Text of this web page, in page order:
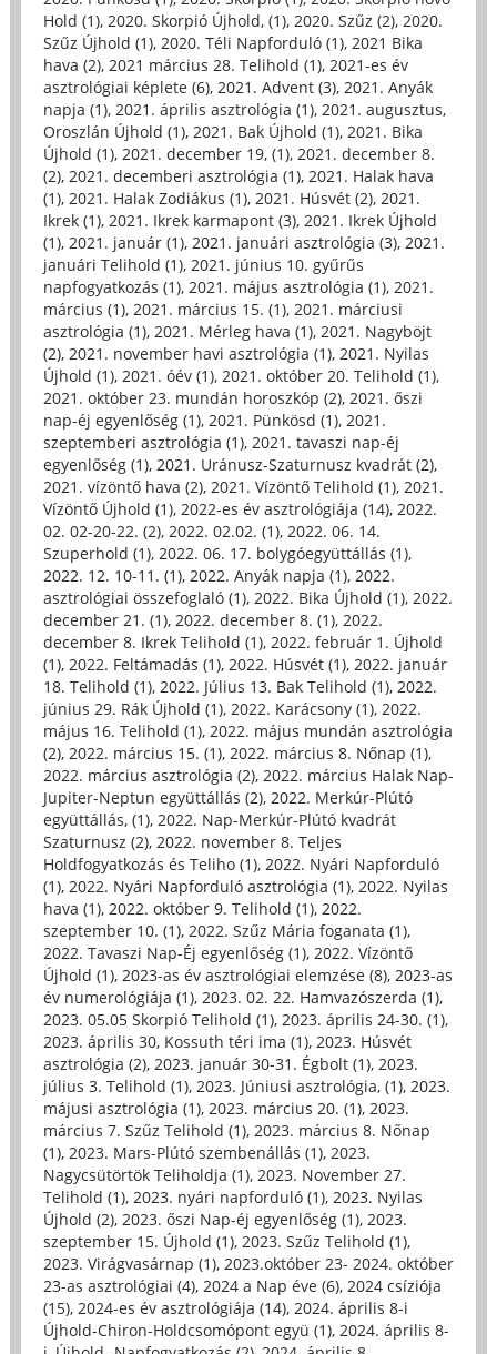
Hold (1), 2020. Skorpió Újhold, (1), 2020. Szűz (2), 2020.
Szűz Újhold (1), 2020. Téli Napforduló (1), 2021 Bika
hava (2), 2021 március 28. Telihold (1), 2021-es év
asztrológiai képlete (6), 2021. Advent (3), 2021. Anyák
napja (1), 2021. április asztrológia (1), 2021. augusztus,
Oroszlán Újhold (1), 2021. Bak Újhold (1), 2021. Bika
Újhold (1), 2021. december 19, (1), 2021. december 8.
(2), 2021. decemberi asztrológia (1), 2021. Halak hava
(1), 2021. Halak Zodiákus (1), 2021. Húsvét (2), 2021.
Ikrek (1), 2021. Ikrek karmapont (3), 2021. Ikrek Újhold
(1), 2021. január (1), 2021. januári asztrológia (3), 2021.
januári Telihold (1), 2021. június 10. gyűrűs
napfogyatkozás (1), 2021. május asztrológia (1), 2021.
március (1), 2021. március 15. (1), 2021. márciusi
asztrológia (1), 2021. Mérleg hava (1), 2021. Nagyböjt
(2), 2021. november havi asztrológia (1), 2021. Nyilas
Újhold (1), 2021. óév (1), 2021. október 20. Telihold (1),
2021. október 23. mundán horoszkóp (2), 2021. őszi
nap-éj egyenlőség (1), 2021. Pünkösd (1), 2021.
szeptemberi asztrológia (1), 2021. tavaszi nap-éj
egyenlőség (1), 2021. Uránusz-Szaturnusz kvadrát (2),
2021. vízöntő hava (2), 2021. Vízöntő Telihold (1), 2021.
Vízöntő Újhold (1), 2022-es év asztrológiája (14), 2022.
02. 02-20-22. (2), 2022. 02.02. (1), 2022. 06. 14.
Szuperhold (1), 2022. 06. 17. bolygóegyüttállás (1),
2022. 12. 10-11. (1), 2022. Anyák napja (1), 2022.
asztrológiai összefoglaló (1), 2022. Bika Újhold (1), 2022.
december 21. (1), 2022. december 8. (1), 2022.
december 8. Ikrek Telihold (1), 2022. február 1. Újhold
(1), 2022. Feltámadás (1), 2022. Húsvét (1), 2022. január
18. Telihold (1), 2022. Július 13. Bak Telihold (1), 2022.
június 29. Rák Újhold (1), 2022. Karácsony (1), 2022.
május 16. Telihold (1), 2022. május mundán asztrológia
(2), 2022. március 15. (1), 2022. március 8. Nőnap (1),
2022. március asztrológia (2), 2022. március Halak Nap-
Jupiter-Neptun együttállás (2), 2022. Merkúr-Plútó
együttállás, (1), 2022. Nap-Merkúr-Plútó kvadrát
Szaturnusz (2), 2022. november 8. Teljes
Holdfogyatkozás és Teliho (1), 2022. Nyári Napforduló
(1), 2022. Nyári Napforduló asztrológia (1), 2022. Nyilas
hava (1), 2022. október 9. Telihold (1), 2022.
szeptember 10. (1), 2022. Szűz Mária foganata (1),
2022. Tavaszi Nap-Éj egyenlőség (1), 2022. Vízöntő
Újhold (1), 2023-as év asztrológiai elemzése (8), 2023-as
év numerológiája (1), 2023. 02. 22. Hamvazószerda (1),
2023. 05.05 Skorpió Telihold (1), 2023. április 24-30. (1),
2023. április 30, Kossuth téri ima (1), 2023. Húsvét
asztrológia (2), 2023. január 30-31. Égbolt (1), 2023.
július 3. Telihold (1), 2023. Júniusi asztrológia, (1), 2023.
májusi asztrológia (1), 2023. március 20. (1), 2023.
március 7. Szűz Telihold (1), 2023. március 8. Nőnap
(1), 2023. Mars-Plútó szembenállás (1), 2023.
Nagycsütörtök Teliholdja (1), 2023. November 27.
Telihold (1), 2023. nyári napforduló (1), 2023. Nyilas
Újhold (2), 2023. őszi Nap-éj egyenlőség (1), 2023.
szeptember 15. Újhold (1), 2023. Szűz Telihold (1),
2023. Virágvasárnap (1), 2023.október 23- 2024. október
23-as asztrológiai (4), 2024 a Nap éve (6), 2024 csíziója
(15), 2024-es év asztrológiája (14), 2024. április 8-i
Újhold-Chiron-Holdcsomópont együ (1), 2024. április 8-